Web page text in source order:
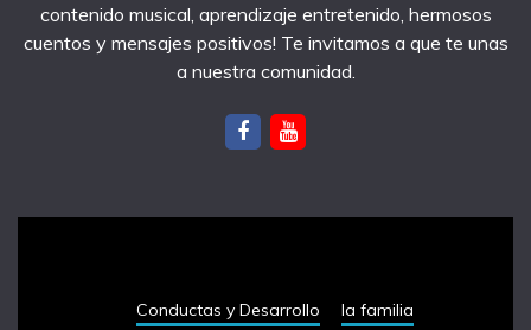
contenido musical, aprendizaje entretenido, hermosos
cuentos y mensajes positivos! Te invitamos a que te unas
a nuestra comunidad.
Conductas y Desarrollo
la familia